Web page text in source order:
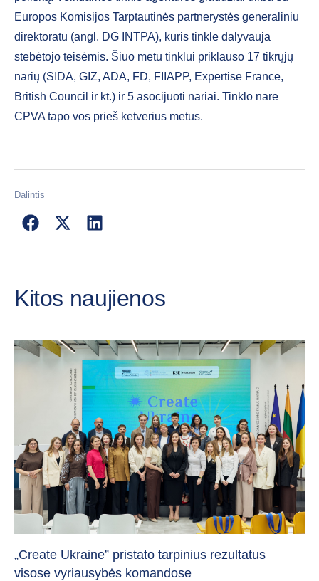
Europos Komisijos Tarptautinės partnerystės generaliniu
direktoratu (angl. DG INTPA), kuris tinkle dalyvauja
stebėtojo teisėmis. Šiuo metu tinklui priklauso 17 tikrųjų
narių (SIDA, GIZ, ADA, FD, FIIAPP, Expertise France,
British Council ir kt.) ir 5 asocijuoti nariai. Tinklo nare
CPVA tapo vos prieš ketverius metus.
Dalintis
Kitos naujienos
„Create Ukraine” pristato tarpinius rezultatus
visose vyriausybės komandose